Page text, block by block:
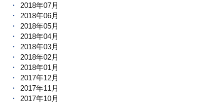
2018年07月
2018年06月
2018年05月
2018年04月
2018年03月
2018年02月
2018年01月
2017年12月
2017年11月
2017年10月